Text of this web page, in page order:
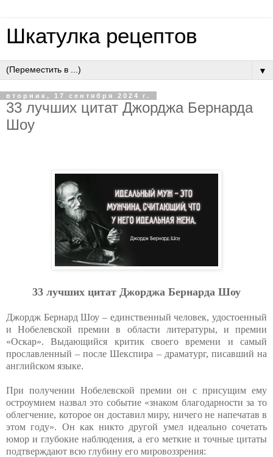
Шкатулка рецептов
▼
вторник, 17 сентября 2024 г.
33 лучших цитат Джорджа Бернарда
Шоу
33 лучших цитат Джорджа Бернарда Шоу
Джордж Бернард Шоу – единственный человек, удостоенный
и Нобелевской премии в области литературы, и премии
«Оскар». Выдающийся критик своего времени и самый
прославленный – после Шекспира – драматург, писавший на
английском языке.
При получении Нобелевской премии он с присущим ему
остроумием назвал это событие «знаком благодарности за то
облегчение, которое он доставил миру, ничего не напечатав в
этом году». Он как никто другой умел идеально сочетать
юмор и глубокие наблюдения, а его меткие и точные цитаты
подтверждают всю глубину его мировоззрения: